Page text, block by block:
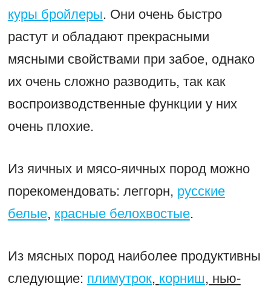
куры бройлеры. Они очень быстро
растут и обладают прекрасными
мясными свойствами при забое, однако
их очень сложно разводить, так как
воспроизводственные функции у них
очень плохие.
Из яичных и мясо-яичных пород можно
порекомендовать: леггорн, русские
белые, красные белохвостые.
Из мясных пород наиболее продуктивны
следующие: плимутрок, корниш, нью-